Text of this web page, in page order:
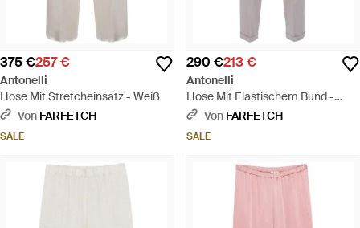
375 €257 €
Antonelli
Hose Mit Stretcheinsatz - Weiß
Von FARFETCH
SALE
290 €213 €
Antonelli
Hose Mit Elastischem Bund -
GrauVon FARFETCH
SALE